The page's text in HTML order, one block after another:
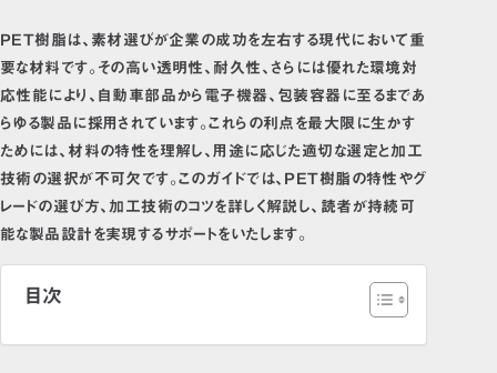
POM・ジュラコン®
PET樹脂は、素材選びが企業の成功を左右する現代において重
要な材料です。その高い透明性、耐久性、さらには優れた環境対
応性能により、自動車部品から電子機器、包装容器に至るまであ
らゆる製品に採用されています。これらの利点を最大限に生かす
ためには、材料の特性を理解し、用途に応じた適切な選定と加工
技術の選択が不可欠です。このガイドでは、PET樹脂の特性やグ
レードの選び方、加工技術のコツを詳しく解説し、読者が持続可
能な製品設計を実現するサポートをいたします。
目次